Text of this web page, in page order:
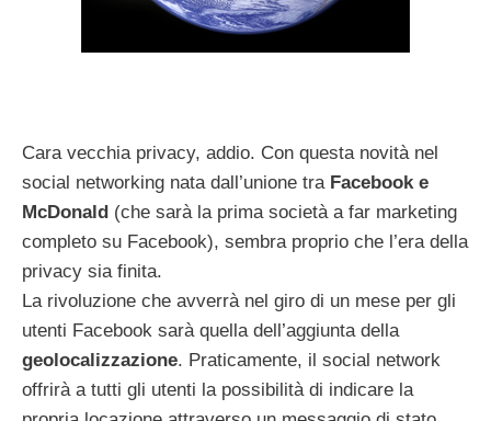
Cara vecchia privacy, addio. Con questa novità nel
social networking nata dall’unione tra Facebook e
McDonald (che sarà la prima società a far marketing
completo su Facebook), sembra proprio che l’era della
privacy sia finita.
La rivoluzione che avverrà nel giro di un mese per gli
utenti Facebook sarà quella dell’aggiunta della
geolocalizzazione. Praticamente, il social network
offrirà a tutti gli utenti la possibilità di indicare la